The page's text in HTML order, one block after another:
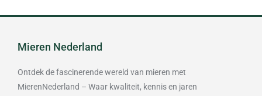
Mieren Nederland
Ontdek de fascinerende wereld van mieren met
MierenNederland – Waar kwaliteit, kennis en jaren